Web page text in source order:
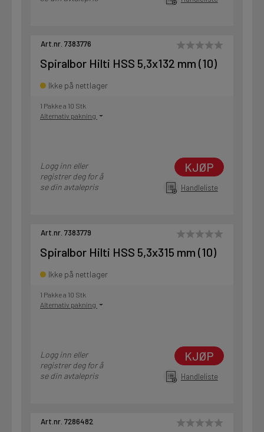
Art.nr. 7383776
Spiralbor Hilti HSS 5,3x132 mm (10)
Ikke på nettlager
1 Pakke a 10 Stk
Alternativ pakning
Logg inn eller
registrer deg for å
se din avtalepris
KJØP
Handleliste
Art.nr. 7383779
Spiralbor Hilti HSS 5,3x315 mm (10)
Ikke på nettlager
1 Pakke a 10 Stk
Alternativ pakning
Logg inn eller
registrer deg for å
se din avtalepris
KJØP
Handleliste
Art.nr. 7286482